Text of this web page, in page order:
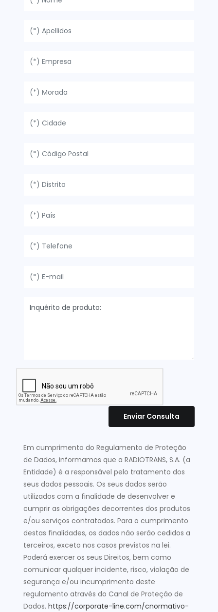
Enviar Consulta
Em cumprimento do Regulamento de Proteção
de Dados, informamos que a RADIOTRANS, S.A. (a
Entidade) é a responsável pelo tratamento dos
seus dados pessoais. Os seus dados serão
utilizados com a finalidade de desenvolver e
cumprir as obrigações decorrentes dos produtos
e/ou serviços contratados. Para o cumprimento
destas finalidades, os dados não serão cedidos a
terceiros, exceto nos casos previstos na lei.
Poderá exercer os seus Direitos, bem como
comunicar qualquer incidente, risco, violação de
segurança e/ou incumprimento deste
regulamento através do Canal de Proteção de
Dados. https://corporate-line.com/cnormativo-